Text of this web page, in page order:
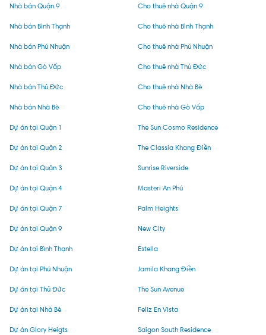
Nhà bán Quận 9
Nhà bán Bình Thạnh
Nhà bán Phú Nhuận
Nhà bán Gò Vấp
Nhà bán Thủ Đức
Nhà bán Nhà Bè
Cho thuê nhà Quận 9
Cho thuê nhà Bình Thạnh
Cho thuê nhà Phú Nhuận
Cho thuê nhà Thủ Đức
Cho thuê nhà Nhà Bè
Cho thuê nhà Gò Vấp
Dự án tại Quận 1
Dự án tại Quận 2
Dự án tại Quận 3
Dự án tại Quận 4
Dự án tại Quận 7
Dự án tại Quận 9
Dự án tại Bình Thạnh
Dự án tại Phú Nhuận
Dự án tại Thủ Đức
Dự án tại Nhà Bè
Dự án Glory Heigts
The Sun Cosmo Residence
The Classia Khang Điền
Sunrise Riverside
Masteri An Phú
Palm Heights
New City
Estella
Jamila Khang Điền
The Sun Avenue
Feliz En Vista
Saigon South Residence